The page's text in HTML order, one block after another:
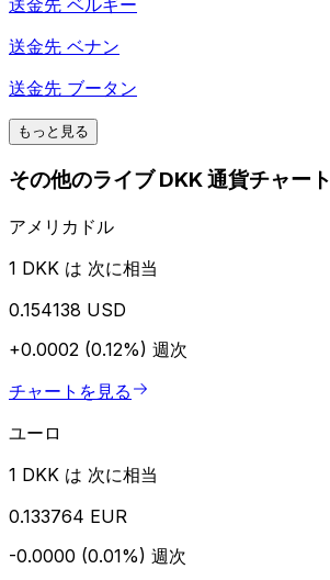
送金先 ベルギー
送金先 ベナン
送金先 ブータン
もっと見る
その他のライブ DKK 通貨チャート
アメリカドル
1 DKK は 次に相当
0.154138 USD
+0.0002 (0.12%) 週次
チャートを見る
ユーロ
1 DKK は 次に相当
0.133764 EUR
-0.0000 (0.01%) 週次